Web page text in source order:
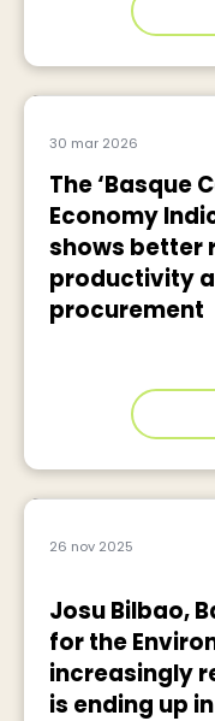
30 mar 2026
The ‘Basque
Economy
shows better
productivity
procurement
26 nov 2025
Josu Bilbao,
for the
increasingly
is ending up